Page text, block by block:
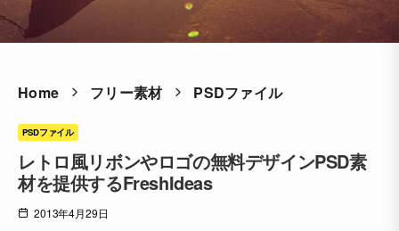
Home フリー素材 PSDファイル
PSDファイル
レトロ風リボンやロゴの無料デザインPSD素
材を提供するFreshIdeas
2013年4月29日